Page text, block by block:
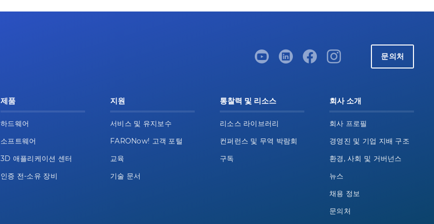
문의처
제품
하드웨어
소프트웨어
3D 애플리케이션 센터
인증 전-소유 장비
지원
서비스 및 유지보수
FARONow! 고객 포털
교육
기술 문서
통찰력 및 리소스
리소스 라이브러리
컨퍼런스 및 무역 박람회
구독
회사 소개
회사 프로필
경영진 및 기업 지배 구조
환경, 사회 및 거버넌스
뉴스
채용 정보
문의처